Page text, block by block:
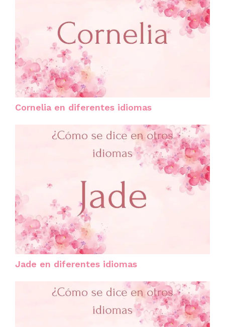
Cornelia en diferentes idiomas
Jade en diferentes idiomas